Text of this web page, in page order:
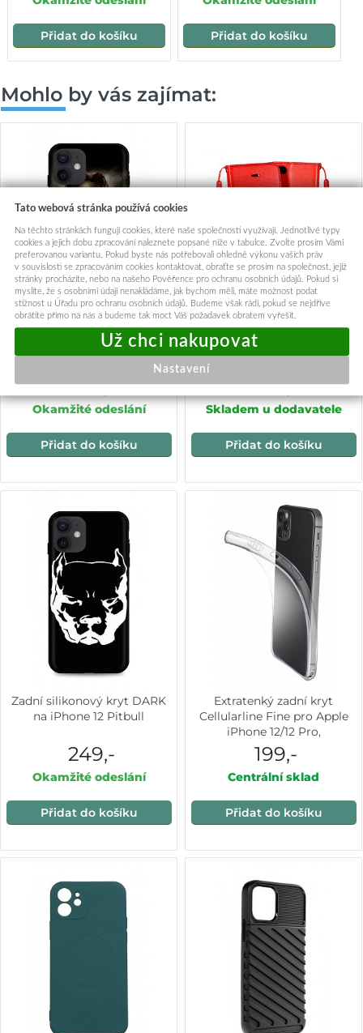
Přidat do košíku Přidat do košíku
Mohlo by vás zajímat:
Zadní silikonový kryt DARK
na iPhone 12 Respect
249,-
Okamžité odeslání
Přidat do košíku
Pouzdro TopQ pro iPhone 12 -
12 Pro červené
199,-
Skladem u dodavatele
Přidat do košíku
Zadní silikonový kryt DARK
na iPhone 12 Pitbull
249,-
Okamžité odeslání
Přidat do košíku
Extratenký zadní kryt
Cellularline Fine pro Apple
iPhone 12/12 Pro,
transparentní
199,-
Centrální sklad
Přidat do košíku
Tato webová stránka používá cookies
Na těchto stránkách fungují cookies, které naše společnosti využívají. Jednotlivé typy
cookies a jejich dobu zpracování naleznete popsané níže v tabulce. Zvolte prosím Vámi
preferovanou variantu. Pokud byste nás potřebovali ohledně výkonu vašich práv
v souvislosti se zpracováním cookies kontaktovat, obraťte se prosím na společnost, jejíž
stránky procházíte, nebo na našeho Pověřence pro ochranu osobních údajů. Pokud si
myslíte, že s osobními údaji nenakládáme, jak bychom měli, máte možnost podat
stížnost u Úřadu pro ochranu osobních údajů. Budeme však rádi, pokud se nejdříve
obrátíte přímo na nás a budeme tak moct Váš požadavek obratem vyřešit.
Nastavení